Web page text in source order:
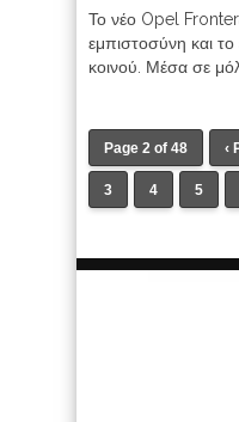
Το νέο Opel
εμπιστοσύνη και το
κοινού. Μέσα σε
Page 2 of 48 ‹
3 4 5